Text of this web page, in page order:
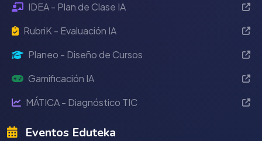
IDEA - Plan de Clase IA
RubriK - Evaluación IA
Planeo - Diseño de Cursos
Gamificación IA
MÁTICA - Diagnóstico TIC
Eventos Eduteka